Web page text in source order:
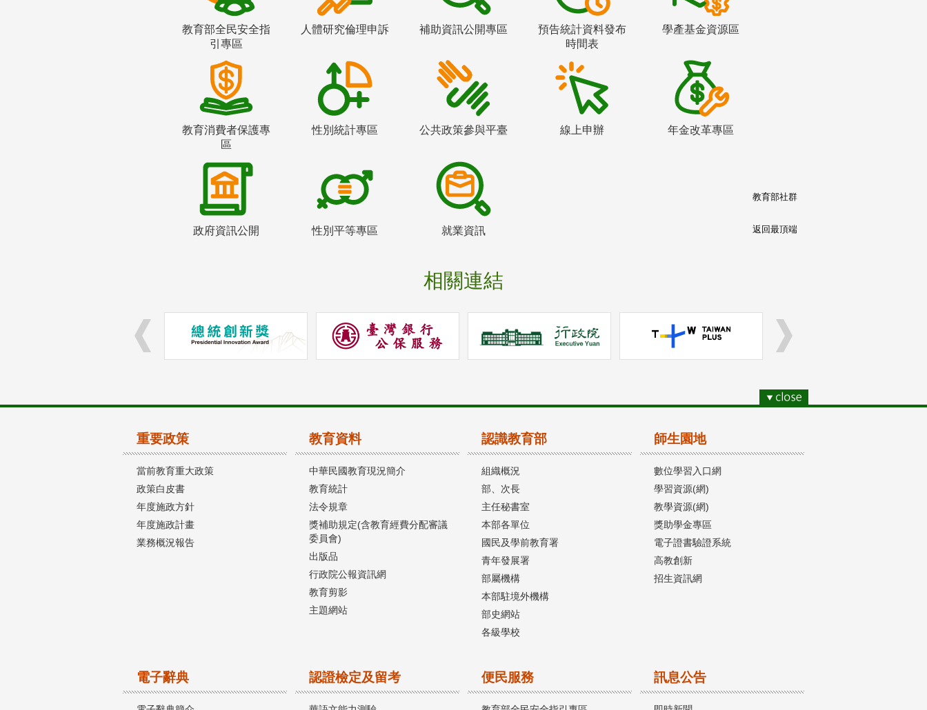
教育部全民安全指
引專區
人體研究倫理申訴 補助資訊公開專區
預告統計資料發布
時間表
學產基金資源區
教育消費者保護專
區
性別統計專區 公共政策參與平臺 線上申辦 年金改革專區
政府資訊公開 性別平等專區 就業資訊
相關連結
教育部社群
返回最頂端
重要政策
當前教育重大政策
政策白皮書
年度施政方針
年度施政計畫
業務概況報告
教育資料
中華民國教育現況簡介
教育統計
法令規章
獎補助規定(含教育經費分配審議
委員會)
出版品
行政院公報資訊網
教育剪影
主題網站
認識教育部
組織概況
部、次長
主任秘書室
本部各單位
國民及學前教育署
青年發展署
部屬機構
本部駐境外機構
部史網站
各級學校
師生園地
數位學習入口網
學習資源(網)
教學資源(網)
獎助學金專區
電子證書驗證系統
高教創新
招生資訊網
電子辭典 認證檢定及留考 便民服務 訊息公告